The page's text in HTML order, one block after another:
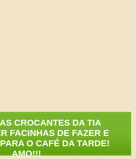
CROCANTES DA TIA
FACINHAS DE FAZER E
O CAFÉ DA TARDE!
AMO!!!